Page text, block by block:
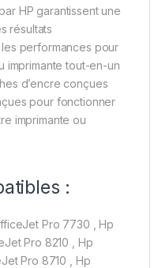
HP garantissent une
résultats
performances pour
imprimante tout-en-un
d’encre conçues
pour fonctionner
imprimante ou
:
Pro 7730 , Hp
Pro 8210 , Hp
Pro 8710 , Hp